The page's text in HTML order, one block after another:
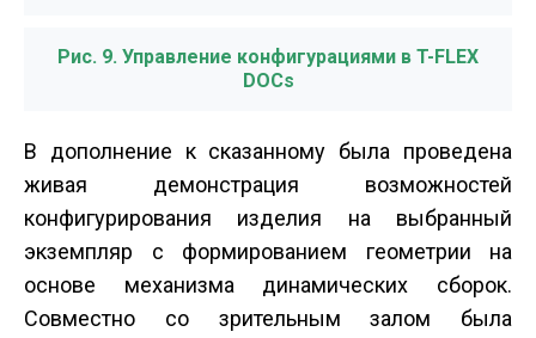
Рис. 9. Управление конфигурациями в T-FLEX
DOCs
В дополнение к сказанному была проведена
живая демонстрация возможностей
конфигурирования изделия на выбранный
экземпляр с формированием геометрии на
основе механизма динамических сборок.
Совместно со зрительным залом была